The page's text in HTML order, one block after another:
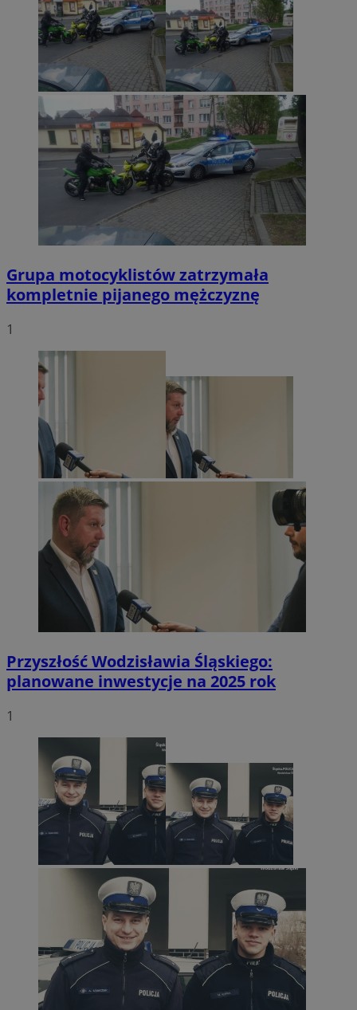
Grupa motocyklistów zatrzymała
kompletnie pijanego mężczyznę
1
Przyszłość Wodzisławia Śląskiego:
planowane inwestycje na 2025 rok
1